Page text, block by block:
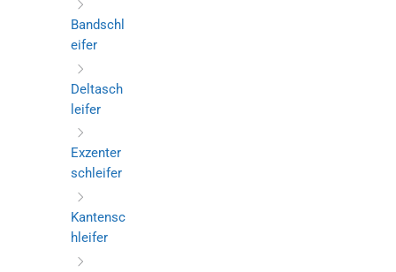
Bandschl
eifer
Deltasch
leifer
Exzenter
schleifer
Kantensc
hleifer